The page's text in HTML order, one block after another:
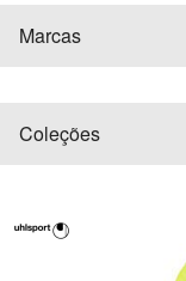
Marcas
Coleções